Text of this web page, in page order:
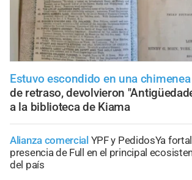
Estuvo escondido en una chimenea
de retraso, devolvieron
a la biblioteca de Kiama
Alianza comercial YPF y PedidosYa
presencia de Full en el principal
del país